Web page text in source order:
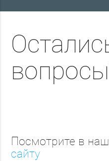
Посмотрите в
сайту